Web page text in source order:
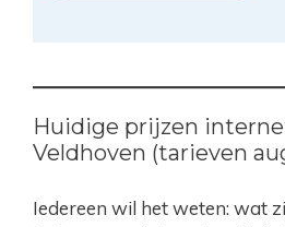
Huidige prijzen
Veldhoven (tarieven
Iedereen wil het weten: wat